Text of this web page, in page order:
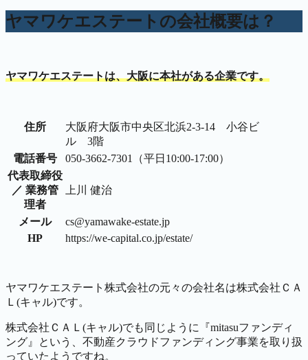
ヤマワケエステートの会社概要は？
ヤマワケエステートは、大阪に本社がある企業です。
住所
大阪府大阪市中央区北浜2-3-14 小谷ビ
ル 3階
電話番号
050-3662-7301（平日10:00-17:00）
代表取締役
／ 業務管
理者
上川 健治
メール
cs@yamawake-estate.jp
HP
https://we-capital.co.jp/estate/
ヤマワケエステート株式会社の元々の会社名は株式会社ＣＡ
Ｌ(キャル)です。
株式会社ＣＡＬ(キャル)でも同じように『mitasuファンディ
ング』という、不動産クラウドファンディング事業を取り扱
っていたようですね。